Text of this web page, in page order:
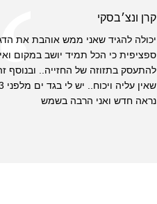
קרן ונצ׳בסקי
יכולה להגיד שאני ממש אוהבת את
ספציפית כי הכל תמיד יושב במקום
להתעסק בתזוזה של החזייה.. ובנוסף
נראה חדש ואני הרבה בשמש